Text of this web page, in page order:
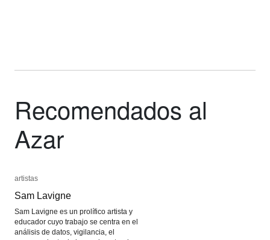
Recomendados al
Azar
artistas
Sam Lavigne
Sam Lavigne es un prolífico artista y
educador cuyo trabajo se centra en el
análisis de datos, vigilancia, el
artistas
Sam Lavigne